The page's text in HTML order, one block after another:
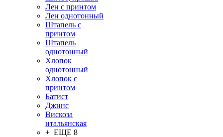
Лен с принтом
Лен однотонный
Штапель с
принтом
Штапель
однотонный
Хлопок
однотонный
Хлопок с
принтом
Батист
Джинс
Вискоза
итальянская
+ ЕЩЕ 8